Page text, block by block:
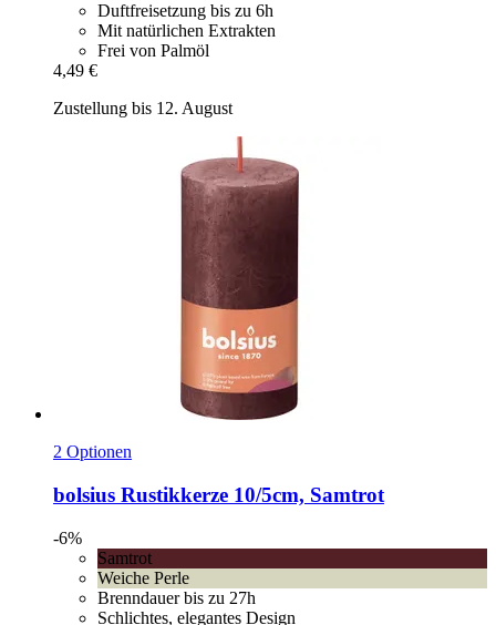
Duftfreisetzung bis zu 6h
Mit natürlichen Extrakten
Frei von Palmöl
4,49 €
Zustellung bis 12. August
2 Optionen
bolsius Rustikkerze 10/5cm, Samtrot
-6%
Samtrot
Weiche Perle
Brenndauer bis zu 27h
Schlichtes, elegantes Design